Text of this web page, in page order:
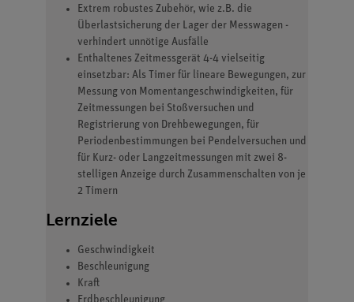
Extrem robustes Zubehör, wie z.B. die
Überlastsicherung der Lager der Messwagen -
verhindert unnötige Ausfälle
Enthaltenes Zeitmessgerät 4-4 vielseitig
einsetzbar: Als Timer für lineare Bewegungen, zur
Messung von Momentangeschwindigkeiten, für
Zeitmessungen bei Stoßversuchen und
Registrierung von Drehbewegungen, für
Periodenbestimmungen bei Pendelversuchen und
für Kurz- oder Langzeitmessungen mit zwei 8-
stelligen Anzeige durch Zusammenschalten von je
2 Timern
Lernziele
Geschwindigkeit
Beschleunigung
Kraft